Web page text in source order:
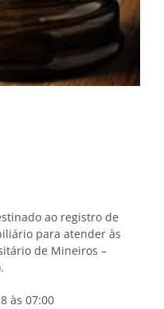
ao registro de
para atender às
de Mineiros –
às 07:00